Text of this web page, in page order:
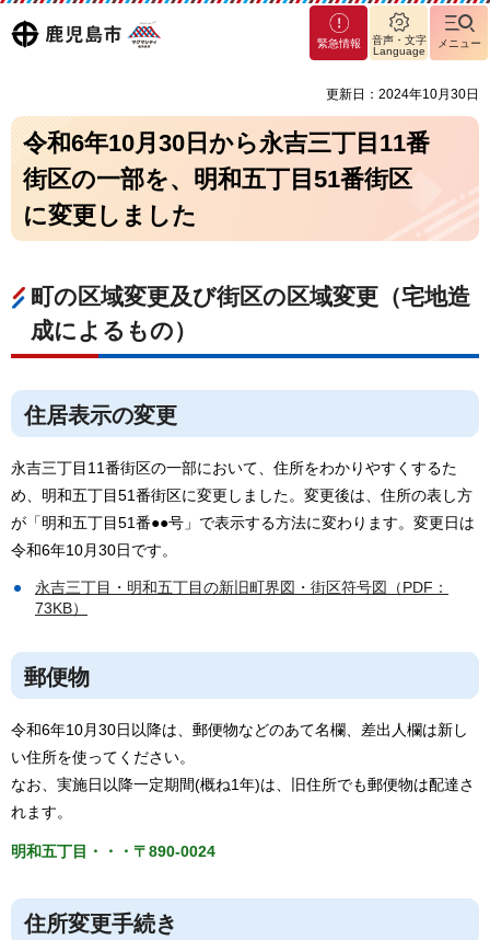
鹿児島
マグ
マシ
緊急情報
音声・文字
Language
メニュー
更新日：2024年10月30日
令和6年10月30日から永吉三丁目11番
街区の一部を、明和五丁目51番街区
に変更しました
町の区域変更及び街区の区域変更（宅地造
成によるもの）
住居表示の変更
永吉三丁目11番街区の一部において、住所をわかりやすくするた
め、明和五丁目51番街区に変更しました。変更後は、住所の表し方
が「明和五丁目51番●●号」で表示する方法に変わります。変更日は
令和6年10月30日です。
永吉三丁目・明和五丁目の新旧町界図・街区符号図（PDF：
73KB）
郵便物
令和6年10月30日以降は、郵便物などのあて名欄、差出人欄は新し
い住所を使ってください。
なお、実施日以降一定期間(概ね1年)は、旧住所でも郵便物は配達さ
れます。
明和五丁目・・・〒890-0024
住所変更手続き